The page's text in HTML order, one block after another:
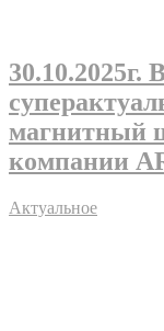
30.10.2025г.
магнитный
компании
Актуальное